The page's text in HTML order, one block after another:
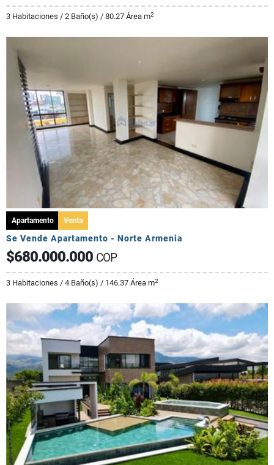
3 Habitaciones / 2 Baño(s) / 80.27 Área m2
Apartamento Venta
Se Vende Apartamento - Norte Armenia
$680.000.000 COP
3 Habitaciones / 4 Baño(s) / 146.37 Área m2